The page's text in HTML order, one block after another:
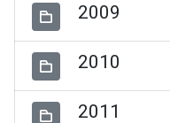
2009
2010
2011